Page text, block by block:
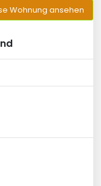
Wohnung ansehen